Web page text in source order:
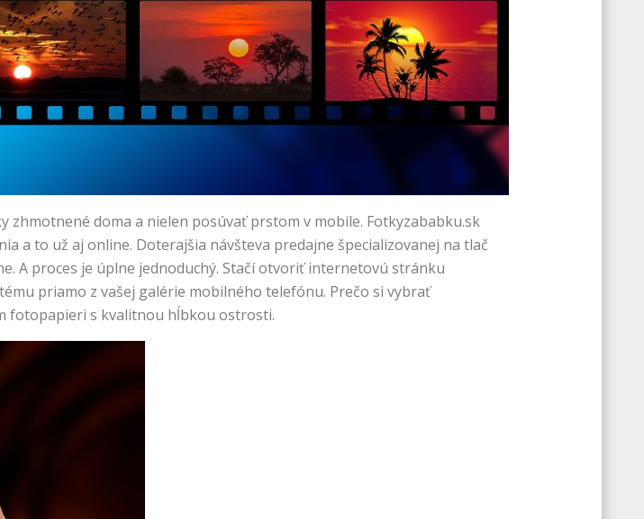
doma a nielen posúvať prstom v mobile. Fotkyzababku.sk
a to už aj online. Doterajšia návšteva predajne špecializovanej na tlač
A proces je úplne jednoduchý. Stačí otvoriť internetovú stránku
priamo z vašej galérie mobilného telefónu. Prečo si vybrať
fotopapieri s kvalitnou hĺbkou ostrosti.